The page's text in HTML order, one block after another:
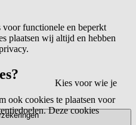
Kies voor wie je
functionele en beperkt
plaatsen wij altijd en hebben
ook cookies te plaatsen voor
Deze cookies